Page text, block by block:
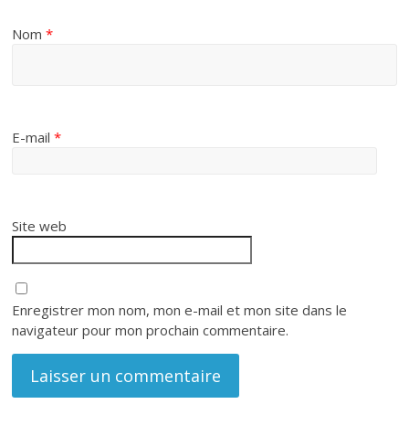
Nom*
E-mail*
Site web
Enregistrer mon nom, mon e-mail et mon site dans le
navigateur pour mon prochain commentaire.